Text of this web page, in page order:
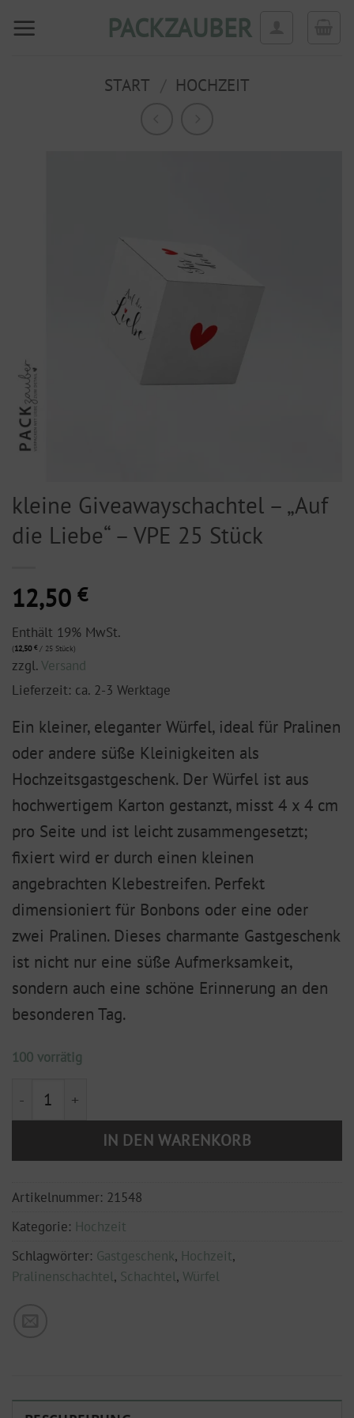
Inhalt
PACKZAUBER
START HOCHZEIT
kleine Giveawayschachtel – „Auf
die Liebe“ – VPE 25 Stück
12,50 €
Enthält 19% MwSt.
(12,50 €/ 25 Stück)
zzgl.Versand
Lieferzeit: ca. 2-3 Werktage
Ein kleiner, eleganter Würfel, ideal für Pralinen
oder andere süße Kleinigkeiten als
Hochzeitsgastgeschenk. Der Würfel ist aus
hochwertigem Karton gestanzt, misst 4 x 4 cm
pro Seite und ist leicht zusammengesetzt;
fixiert wird er durch einen kleinen
angebrachten Klebestreifen. Perfekt
dimensioniert für Bonbons oder eine oder
zwei Pralinen. Dieses charmante Gastgeschenk
ist nicht nur eine süße Aufmerksamkeit,
sondern auch eine schöne Erinnerung an den
besonderen Tag.
100 vorrätig
kleine Giveawayschachtel - "Auf die Liebe" - VPE 25
IN DEN WARENKORB
Artikelnummer: 21548
Kategorie: Hochzeit
Schlagwörter: Gastgeschenk, Hochzeit,
Pralinenschachtel, Schachtel, Würfel